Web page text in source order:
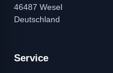
46487 Wesel
Deutschland
Service